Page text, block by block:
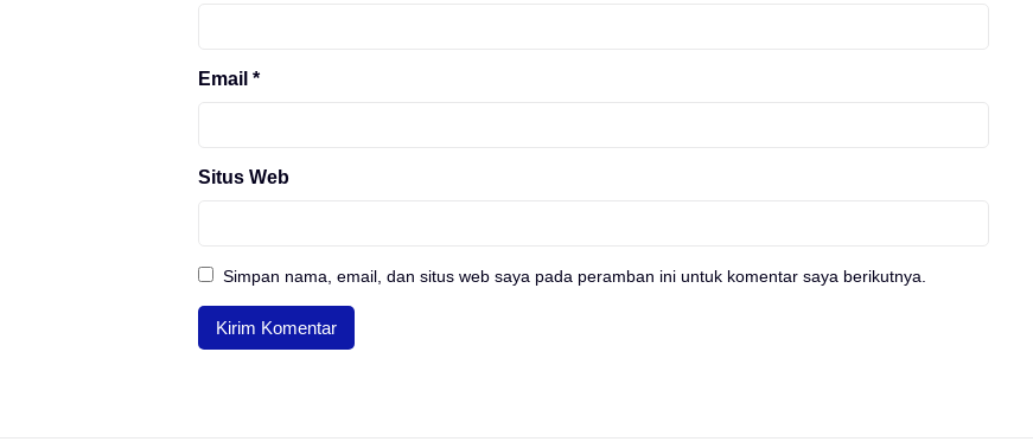
Email *
Situs Web
Simpan nama, email, dan situs web saya pada peramban ini untuk komentar saya berikutnya.